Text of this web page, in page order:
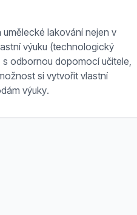
lakování nejen v
výuku (technologický
odbornou dopomocí učitele,
si vytvořit vlastní
výuky.